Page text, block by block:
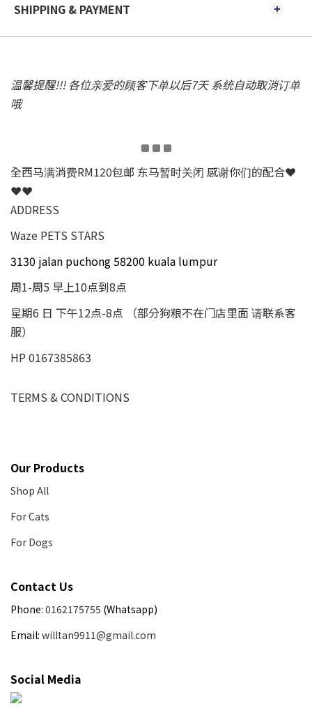
SHIPPING & PAYMENT
温馨提醒!!! 各位亲爱的顾客下单以后7天 系统自动取消订单
哦
全西马满消费RM120包邮 东马暂时关闭 感谢你们的配合❤
❤❤
ADDRESS
Waze PETS STARS
3130 jalan puchong 58200 kuala lumpur
周1-周5 早上10点到8点
星期6 日 下午12点-8点 （部分狗粮不在门店里面 请联系客
服）
HP 0167385863
TERMS & CONDITIONS
Our Products
Shop All
For Cats
For Dogs
Contact Us
Phone: 0162175755 (Whatsapp)
Email: willtan9911@gmail.com
Social Media